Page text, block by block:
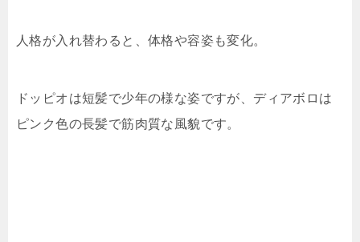
人格が入れ替わると、体格や容姿も変化。
ドッピオは短髪で少年の様な姿ですが、ディアボロは
ピンク色の長髪で筋肉質な風貌です。